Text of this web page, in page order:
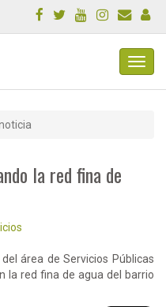
la red fina de
área de Servicios Públicas
la red fina de agua del barrio